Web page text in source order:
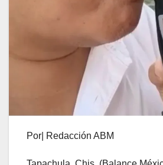
Por| Redacción ABM